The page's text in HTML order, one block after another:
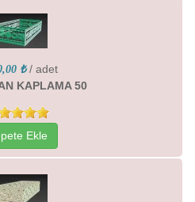
₺ / adet
KAPLAMA 50
Ekle